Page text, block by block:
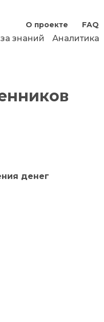
О проекте FAQ
знаний Аналитика
денег